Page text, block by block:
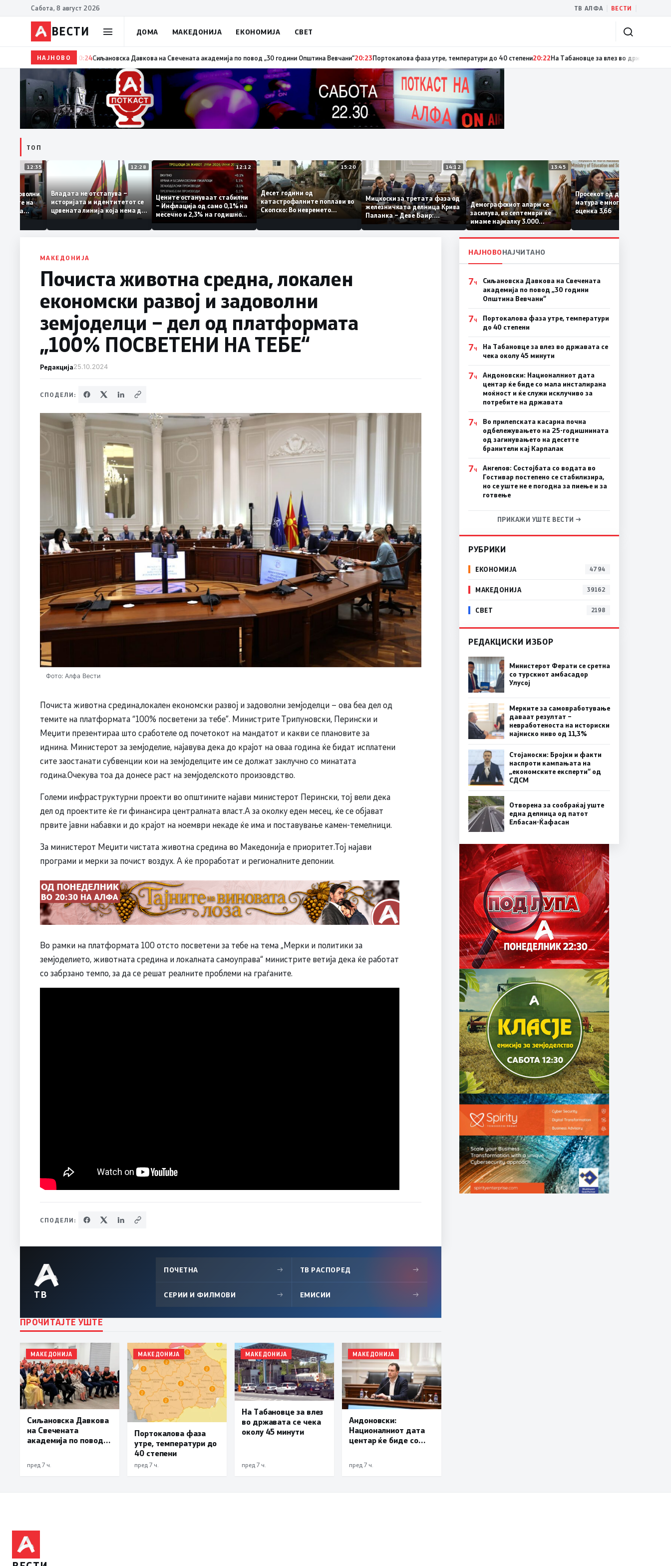
Сабота, 8 август 2026 ТВ АЛФА ВЕСТИ
ВЕСТИ ДОМА МАКЕДОНИЈА ЕКОНОМИЈА СВЕТ
НАЈНОВО
20:24 Сиљановска Давкова на Свечената академија по повод „30 години Општина Вевчани“20:23Портокалова фаза утре, температури до 40 степени20:22На Табановце за влез во државата се чека
ТОП
12:35
се задоволни
учениците на
12:28
Владата не отстапува –
историјата и идентитетот се
црвената линија која нема да
се погази
12:12
Цените остануваат стабилни
– Инфлација од само 0,1% на
месечно и 2,3% на годишно
ниво
15:20
Десет години од
катастрофалните поплави во
Скопско: Во невремето
14:12
Мицкоски за третата фаза од
железничката делница Крива
Паланка – Деве Баир:
Проектот нема да заврши на
половина тунел во слепа
13:45
Демографскиот аларм се
засилува, во септември ќе
имаме најмалку 3.000
првачиња помалку
Просекот од државната
матура е многу добар со
оценка 3,66
МАКЕДОНИЈА
Почиста животна средна, локален
економски развој и задоволни
земјоделци – дел од платформата
„100% ПОСВЕТЕНИ НА ТЕБЕ“
Редакција25.10.2024
СПОДЕЛИ:
Фото: Алфа Вести
Почиста животна средина,локален економски развој и задоволни земјоделци – ова беа дел од
темите на платформата “100% посветени за тебе”. Министрите Трипуновски, Перински и
Меџити презентираа што сработеле од почетокот на мандатот и какви се плановите за
иднина. Министерот за земјоделие, најавува дека до крајот на оваа година ќе бидат исплатени
сите заостанати субвенции кои на земјоделците им се должат заклучно со минатата
година.Очекува тоа да донесе раст на земјоделското произовдство.
Големи инфраструктурни проекти во општините најави министерот Перински, тој вели дека
дел од проектите ќе ги финансира централната власт.А за околку еден месец, ќе се објават
првите јавни набавки и до крајот на ноември некаде ќе има и поставување камен-темелници.
За министерот Меџити чистата животна средина во Македонија е приоритет.Тој најави
програми и мерки за почист воздух. А ќе проработат и регионалните депонии.
Во рамки на платформата 100 отсто посветени за тебе на тема „Мерки и политики за
земјоделието, животната средина и локалната самоуправа“ министрите ветија дека ќе работат
со забрзано темпо, за да се решат реалните проблеми на граѓаните.
СПОДЕЛИ:
ТВ
ПОЧЕТНА → ТВ РАСПОРЕД →
СЕРИИ И ФИЛМОВИ → ЕМИСИИ →
ПРОЧИТАЈТЕ УШТЕ
МАКЕДОНИЈА
Сиљановска Давкова
на Свечената
академија по повод
пред 7 ч.
МАКЕДОНИЈА
Портокалова фаза
утре, температури до
40 степени
пред 7 ч.
МАКЕДОНИЈА
На Табановце за влез
во државата се чека
околу 45 минути
пред 7 ч.
МАКЕДОНИЈА
Андоновски:
Националниот дата
центар ќе биде со
исклучиво за
пред 7 ч.
НАЈНОВОНАЈЧИТАНО
7Ч
Сиљановска Давкова на Свечената
академија по повод „30 години
Општина Вевчани“
7Ч
Портокалова фаза утре, температури
до 40 степени
7Ч
На Табановце за влез во државата се
чека околу 45 минути
7Ч
Андоновски: Националниот дата
центар ќе биде со мала инсталирана
моќност и ќе служи исклучиво за
потребите на државата
7Ч
Во прилепската касарна почна
одбележувањето на 25-годишнината
од загинувањето на десетте
бранители кај Карпалак
7Ч
Ангелов: Состојбата со водата во
Гостивар постепено се стабилизира,
но се уште не е погодна за пиење и за
готвење
ПРИКАЖИ УШТЕ ВЕСТИ →
РУБРИКИ
ЕКОНОМИЈА 4794
МАКЕДОНИЈА 39162
СВЕТ 2198
РЕДАКЦИСКИ ИЗБОР
Министерот Ферати се сретна
со турскиот амбасадор
Улусој
Мерките за самовработување
даваат резултат –
невработеноста на историски
најниско ниво од 11,3%
Стојаноски: Бројки и факти
наспроти кампањата на
„економските експерти“ од
СДСM
Отворена за сообраќај уште
една делница од патот
Елбасан-Ќафасан